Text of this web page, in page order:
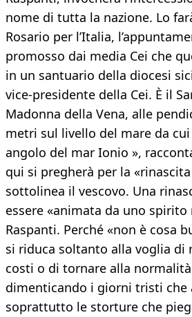
nome di tutta la nazione. Lo
Rosario per l’Italia,
promosso dai media Cei che
in un santuario della diocesi
vice-presidente della Cei. È il
Madonna della Vena, alle
metri sul livello del mare da
angolo del mar Ionio »,
qui si pregherà per la «rinascita
sottolinea il vescovo. Una
essere «animata da uno
Raspanti. Perché «non è cosa
si riduca soltanto alla voglia di
costi o di tornare alla
dimenticando i giorni tristi che
soprattutto le storture che